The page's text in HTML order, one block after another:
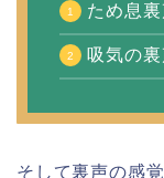
ため息
吸気の
そして裏声の感